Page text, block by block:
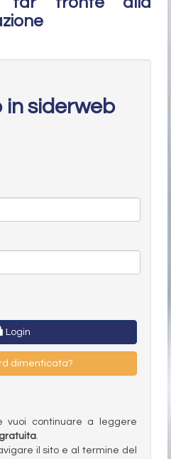
in siderweb
Login
dimenticata?
vuoi continuare a leggere
.
il sito e al termine del